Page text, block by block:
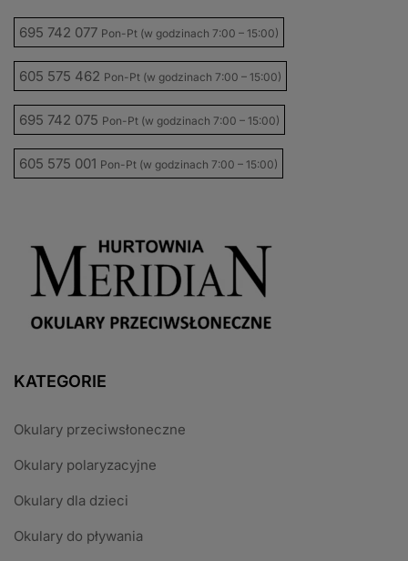
695 742 077 Pon-Pt (w godzinach 7:00 – 15:00)
605 575 462 Pon-Pt (w godzinach 7:00 – 15:00)
695 742 075 Pon-Pt (w godzinach 7:00 – 15:00)
605 575 001 Pon-Pt (w godzinach 7:00 – 15:00)
KATEGORIE
Okulary przeciwsłoneczne
Okulary polaryzacyjne
Okulary dla dzieci
Okulary do pływania